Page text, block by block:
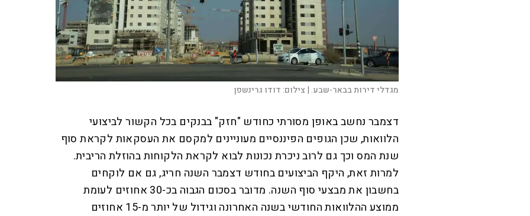
מגדלי דירות בבאר-שבע. | צילום:דודו גרינשפן
דצמבר נחשב באופן מסורתי כחודש "חזק" בבנקים בכל הקשור לביצועי
הלוואות, שכן הגופים הפיננסיים מעוניינים למקסם את העסקאות לקראת סוף
שנת המס וכך גם לרוב ניכרת נכונות לבוא לקראת הלקוחות בהוזלת הריבית.
למרות זאת, היקף הביצועים בחודש דצמבר השנה חריג, גם אם לוקחים
בחשבון את מבצעי סוף השנה. מדובר בסכום הגבוה בכ-30 אחוזים לעומת
ממוצע ההלוואות החודשי בשנה האחרונה וגידול של יותר מ-15 אחוזים